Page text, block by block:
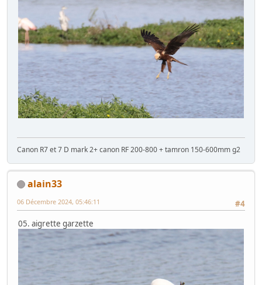
Canon R7 et 7 D mark 2+ canon RF 200-800 + tamron 150-600mm g2
alain33
#4
06 Décembre 2024, 05:46:11
05. aigrette garzette